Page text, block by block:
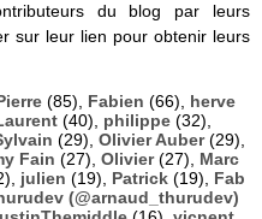
du blog par leurs
sur leur lien pour obtenir leurs
(85), Fabien (66), herve
(40), philippe (32),
(29), Olivier Auber(29),
Fain (27), Olivier(27), Marc
julien (19), Patrick (19), Fab
(@arnaud_thurudev)